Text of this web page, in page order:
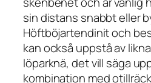
sin distans snabbt eller
Höftböjartendinit och
kan också uppstå av
löparknä, det vill säga
kombination med